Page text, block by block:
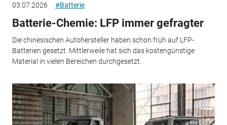
03.07.2026 #Batterie
Batterie-Chemie: LFP immer gefragter
Die chinesischen Autohersteller haben schon früh auf LFP-
Batterien gesetzt. Mittlerweile hat sich das kostengünstige
Material in vielen Bereichen durchgesetzt.